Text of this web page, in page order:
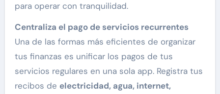
para operar con tranquilidad.
Centraliza el pago de servicios recurrentes
Una de las formas más eficientes de organizar
tus finanzas es unificar los pagos de tus
servicios regulares en una sola app. Registra tus
recibos de electricidad, agua, internet,